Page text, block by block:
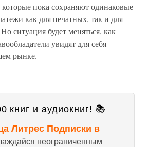
пока сохраняют одинаковые
как для печатных, так и для
ситуация будет меняться, как
увидят для себя
рынке.
книг и аудиокниг! 📚
Литрес Подписки в
неограниченным